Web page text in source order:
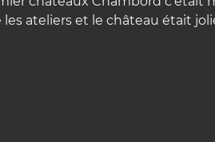
les ateliers et le château était